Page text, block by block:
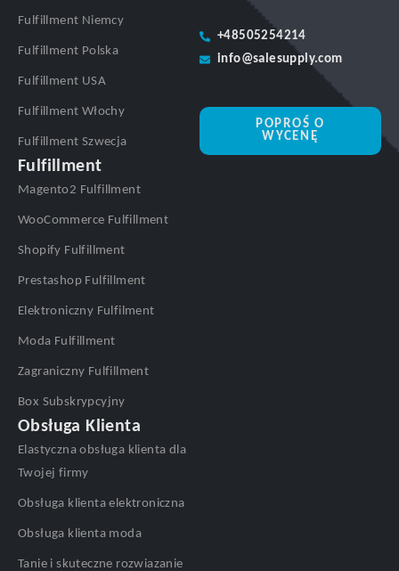
Fulfillment Niemcy
Fulfillment Polska
Fulfillment USA
Fulfillment Włochy
Fulfillment Szwecja
Fulfillment
Magento2 Fulfillment
WooCommerce Fulfillment
Shopify Fulfillment
Prestashop Fulfillment
Elektroniczny Fulfilment
Moda Fulfillment
Zagraniczny Fulfillment
Box Subskrypcyjny
Obsługa Klienta
Elastyczna obsługa klienta dla
Twojej firmy
Obsługa klienta elektroniczna
Obsługa klienta moda
Tanie i skuteczne rozwiazanie
+48505254214
info@salesupply.com
POPROŚ O
WYCENĘ